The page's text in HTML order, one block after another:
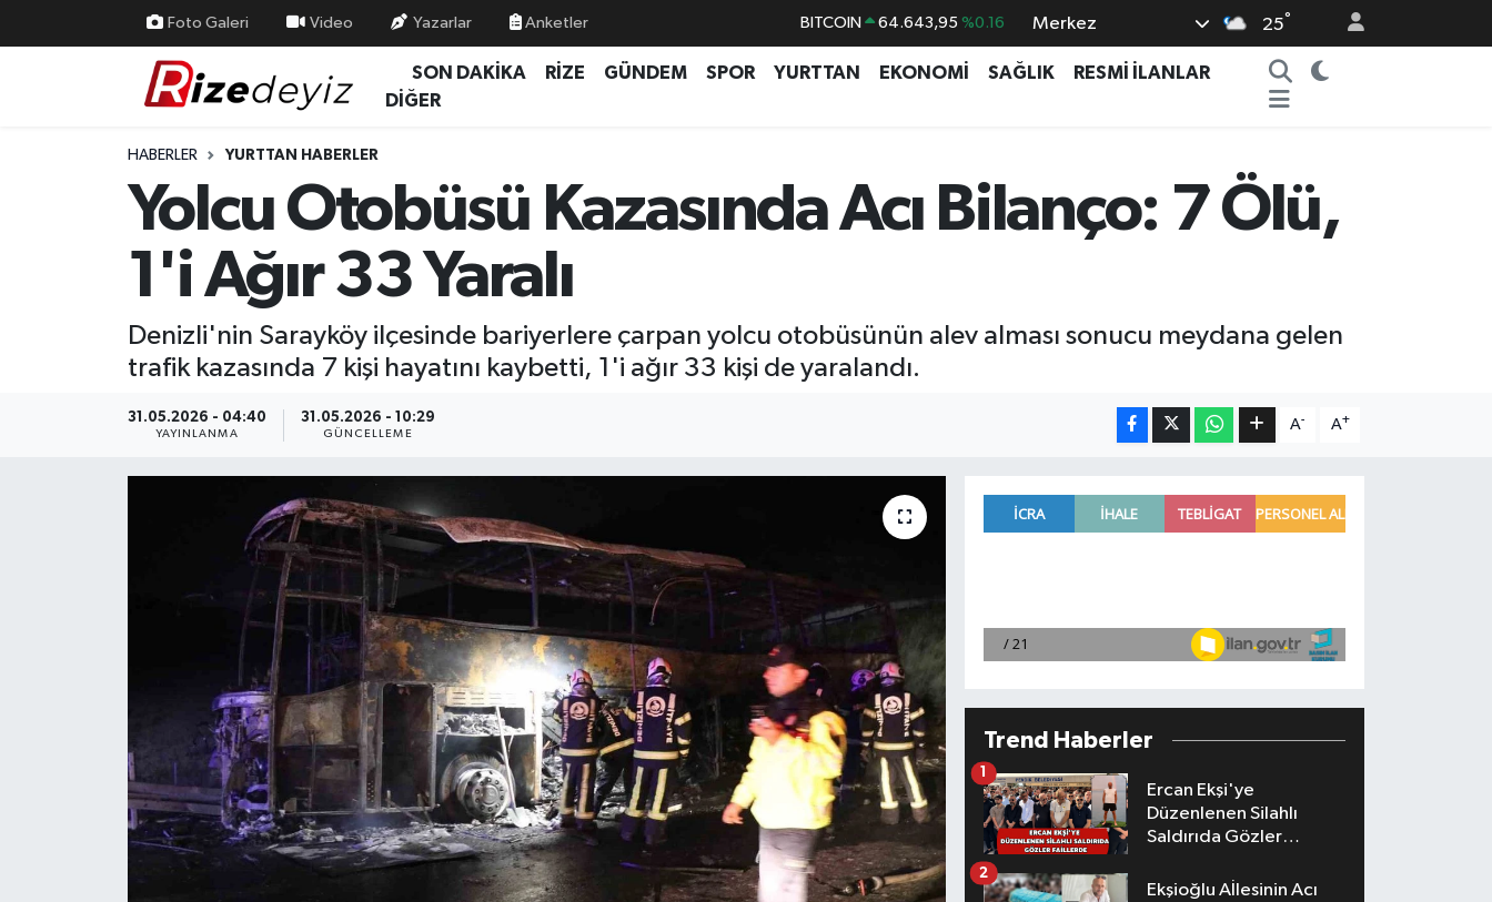
Foto Galeri Video Yazarlar Anketler BITCOIN 64.643,95 %0.16
DOLAR 47,6006 %0.06
GRAM ALTIN 6500.87 %0.12
BİST100 13.799 %70
Merkez 25°
SON DAKİKA RİZE GÜNDEM SPOR YURTTAN EKONOMİ SAĞLIK
RESMİ İLANLAR
DİĞER
HABERLER YURTTAN HABERLER
Yolcu Otobüsü Kazasında Acı Bilanço: 7 Ölü,
1'i Ağır 33 Yaralı
Denizli'nin Sarayköy ilçesinde bariyerlere çarpan yolcu otobüsünün alev alması sonucu meydana gelen
trafik kazasında 7 kişi hayatını kaybetti, 1'i ağır 33 kişi de yaralandı.
31.05.2026 - 04:40
YAYINLANMA
31.05.2026 - 10:29
GÜNCELLEME
A- A+
Trend Haberler
Ercan Ekşi'ye
Düzenlenen Silahlı
Saldırıda Gözler
1
Ekşioğlu Aİlesinin Acı
2
Yurttan Haberler
Ekonomi
Rize Nöbetçi Eczaneler
Rize Trafik Yoğunluk Haritası
Süper Lig Puan Durumu ve Fikstür
Son Dakika Haberleri
Haber Arşivi